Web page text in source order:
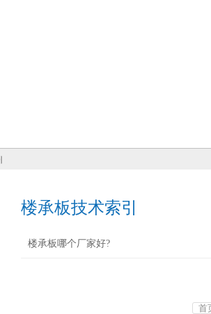
楼承板技术索引
楼承板哪个厂家好?
首